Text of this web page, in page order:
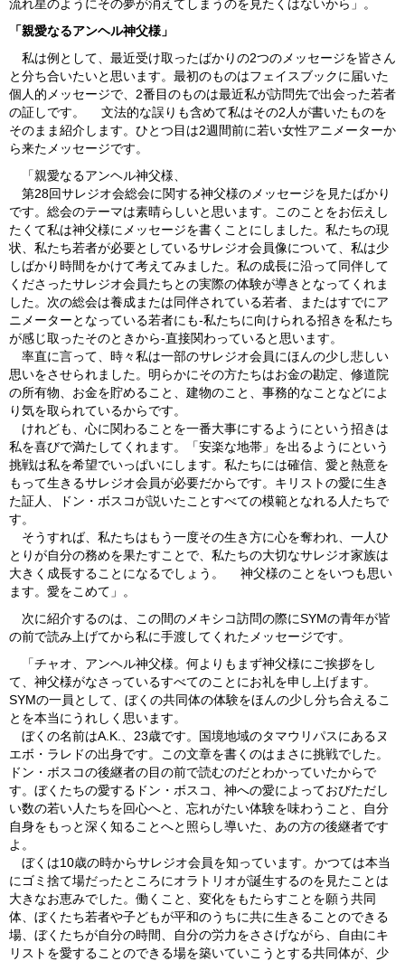
流れ星のようにその夢が消えてしまうのを見たくはないから」。
「親愛なるアンヘル神父様」
私は例として、最近受け取ったばかりの2つのメッセージを皆さん
と分ち合いたいと思います。最初のものはフェイスブックに届いた
個人的メッセージで、2番目のものは最近私が訪問先で出会った若者
の証しです。 文法的な誤りも含めて私はその2人が書いたものを
そのまま紹介します。ひとつ目は2週間前に若い女性アニメーターか
ら来たメッセージです。
「親愛なるアンヘル神父様、
第28回サレジオ会総会に関する神父様のメッセージを見たばかり
です。総会のテーマは素晴らしいと思います。このことをお伝えし
たくて私は神父様にメッセージを書くことにしました。私たちの現
状、私たち若者が必要としているサレジオ会員像について、私は少
しばかり時間をかけて考えてみました。私の成長に沿って同伴して
くださったサレジオ会員たちとの実際の体験が導きとなってくれま
した。次の総会は養成または同伴されている若者、またはすでにア
ニメーターとなっている若者にも‐私たちに向けられる招きを私たち
が感じ取ったそのときから‐直接関わっていると思います。
率直に言って、時々私は一部のサレジオ会員にほんの少し悲しい
思いをさせられました。明らかにその方たちはお金の勘定、修道院
の所有物、お金を貯めること、建物のこと、事務的なことなどによ
り気を取られているからです。
けれども、心に関わることを一番大事にするようにという招きは
私を喜びで満たしてくれます。「安楽な地帯」を出るようにという
挑戦は私を希望でいっぱいにします。私たちには確信、愛と熱意を
もって生きるサレジオ会員が必要だからです。キリストの愛に生き
た証人、ドン・ボスコが説いたことすべての模範となれる人たちで
す。
そうすれば、私たちはもう一度その生き方に心を奪われ、一人ひ
とりが自分の務めを果たすことで、私たちの大切なサレジオ家族は
大きく成長することになるでしょう。 神父様のことをいつも思い
ます。愛をこめて」。
次に紹介するのは、この間のメキシコ訪問の際にSYMの青年が皆
の前で読み上げてから私に手渡してくれたメッセージです。
「チャオ、アンヘル神父様。何よりもまず神父様にご挨拶をし
て、神父様がなさっているすべてのことにお礼を申し上げます。
SYMの一員として、ぼくの共同体の体験をほんの少し分ち合えるこ
とを本当にうれしく思います。
ぼくの名前はA.K.、23歳です。国境地域のタマウリパスにあるヌ
エボ・ラレドの出身です。この文章を書くのはまさに挑戦でした。
ドン・ボスコの後継者の目の前で読むのだとわかっていたからで
す。ぼくたちの愛するドン・ボスコ、神への愛によっておびただし
い数の若い人たちを回心へと、忘れがたい体験を味わうこと、自分
自身をもっと深く知ることへと照らし導いた、あの方の後継者です
よ。
ぼくは10歳の時からサレジオ会員を知っています。かつては本当
にゴミ捨て場だったところにオラトリオが誕生するのを見たことは
大きなお恵みでした。働くこと、変化をもたらすことを願う共同
体、ぼくたち若者や子どもが平和のうちに共に生きることのできる
場、ぼくたちが自分の時間、自分の労力をささげながら、自由にキ
リストを愛することのできる場を築いていこうとする共同体が、少